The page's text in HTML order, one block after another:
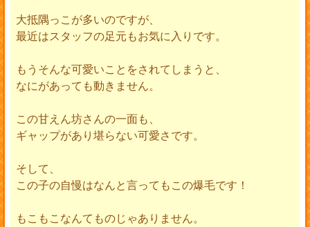
大抵隅っこが多いのですが、
最近はスタッフの足元もお気に入りです。
もうそんな可愛いことをされてしまうと、
なにがあっても動きません。
この甘えん坊さんの一面も、
ギャップがあり堪らない可愛さです。
そして、
この子の自慢はなんと言ってもこの爆毛です！
もこもこなんてものじゃありません。